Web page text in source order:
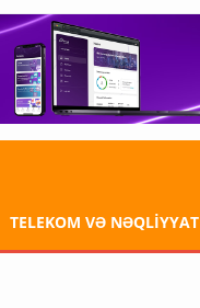
TELEKOM VƏ NƏQLİYYAT